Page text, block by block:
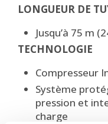
LONGUEUR DE
Jusqu’à 75 m
TECHNOLOGIE
Compresseur
Système
pression et
charge